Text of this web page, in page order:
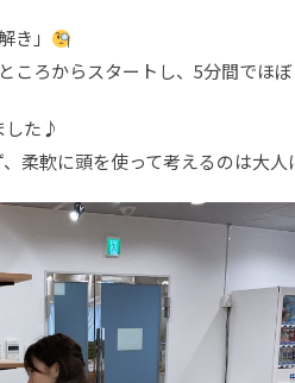
き」
ころからスタートし、5分間でほぼ
した♪
柔軟に頭を使って考えるのは大